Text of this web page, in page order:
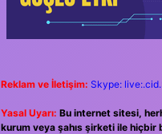
Reklam ve İletişim: Skype:
Yasal Uyarı: Bu internet sitesi,
kurum veya şahıs şirketi ile hiçbir